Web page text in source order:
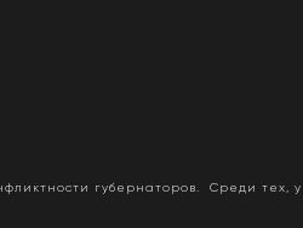
губернаторов. Среди тех,